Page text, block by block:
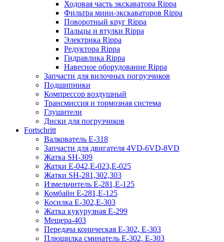
Ходовая часть экскаватора Rippa
Фильтра мини-экскаваторов Rippa
Поворотный круг Rippa
Пальцы и втулки Rippa
Электрика Rippa
Редуктора Rippa
Гидравлика Rippa
Навесное оборудование Rippa
Запчасти для вилочных погрузчиков
Подшипники
Компрессор воздушный
Трансмиссия и тормозная система
Глушители
Диски для погрузчиков
Fortschritt
Валкователь Е-318
Запчасти для двигателя 4VD-6VD-8VD
Жатка SH-309
Жатки Е-042,Е-023,Е-025
Жатки SH-281,302,303
Измельчитель Е-281,Е-125
Комбайн Е-281,Е-125
Косилка Е-302,Е-303
Жатка кукурузная Е-299
Мещера-403
Передача коническая Е-302, Е-303
Плющилка сминатель Е-302, Е-303